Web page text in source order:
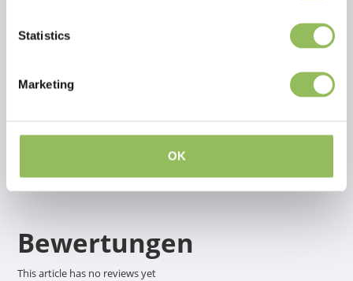
Statistics
Marketing
OK
zzgl.Versandkosten Versandkosten
Bewertungen
This article has no reviews yet